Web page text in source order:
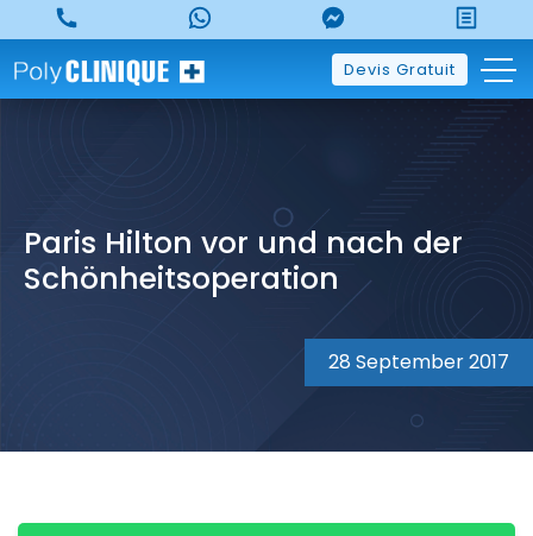
to
content
Devis Gratuit
Paris Hilton vor und nach der
Schönheitsoperation
28 September 2017